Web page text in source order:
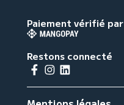
Paiement vérifié par
Restons connecté